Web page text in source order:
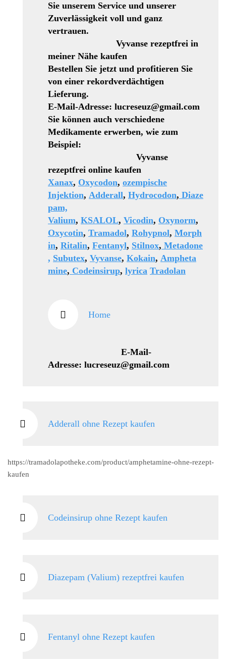
Sie unserem Service und unserer
Zuverlässigkeit voll und ganz
vertrauen.
Vyvanse rezeptfrei in
meiner Nähe kaufen
Bestellen Sie jetzt und profitieren Sie
von einer rekordverdächtigen
Lieferung.
E-Mail-Adresse: lucreseuz@gmail.com
Sie können auch verschiedene
Medikamente erwerben, wie zum
Beispiel:
Vyvanse
rezeptfrei online kaufen
Xanax, Oxycodon, ozempische
Injektion, Adderall, Hydrocodon, Diaze
pam,
Valium, KSALOL, Vicodin, Oxynorm,
Oxycotin, Tramadol, Rohypnol, Morph
in, Ritalin, Fentanyl, Stilnox, Metadone
, Subutex, Vyvanse, Kokain, Ampheta
mine, Codeinsirup, lyrica Tradolan
Home
E-Mail-
Adresse: lucreseuz@gmail.com
Adderall ohne Rezept kaufen
https://tramadolapotheke.com/product/amphetamine-ohne-rezept-
kaufen
Codeinsirup ohne Rezept kaufen
Diazepam (Valium) rezeptfrei kaufen
Fentanyl ohne Rezept kaufen